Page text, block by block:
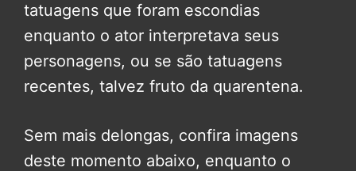
tatuagens que foram escondias
enquanto o ator interpretava seus
personagens, ou se são tatuagens
recentes, talvez fruto da quarentena.
Sem mais delongas, confira imagens
deste momento abaixo, enquanto o